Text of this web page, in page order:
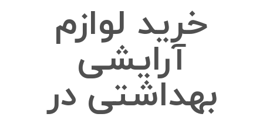
خرید لوازم
آرایشی
بهداشتی در